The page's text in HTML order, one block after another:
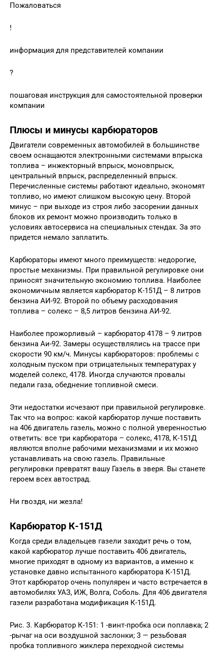
Пожаловаться
!
информация для представителей компании
?
пошаговая инструкция для самостоятельной проверки
компании
Плюсы и минусы карбюраторов
Двигатели современных автомобилей в большинстве
своем оснащаются электронными системами впрыска
топлива – инжекторный впрыск, моновпрыск,
центральный впрыск, распределенный впрыск.
Перечисленные системы работают идеально, экономят
топливо, но имеют слишком высокую цену. Второй
минус – при выходе из строя либо засорении данных
блоков их ремонт можно производить только в
условиях автосервиса на специальных стендах. За это
придется немало заплатить.
Карбюраторы имеют много преимуществ: недорогие,
простые механизмы. При правильной регулировке они
приносят значительную экономию топлива. Наиболее
экономичным является карбюратор К-151Д – 8 литров
бензина АИ-92. Второй по объему расходования
топлива – солекс – 8,5 литров бензина АИ-92.
Наиболее прожорливый – карбюратор 4178 – 9 литров
бензина Аи-92. Замеры осуществлялись на трассе при
скорости 90 км/ч. Минусы карбюраторов: проблемы с
холодным пуском при отрицательных температурах у
моделей солекс, 4178. Иногда случаются провалы
педали газа, обеднение топливной смеси.
Эти недостатки исчезают при правильной регулировке.
Так что на вопрос: какой карбюратор лучше поставить
на 406 двигатель газель, можно с полной уверенностью
ответить: все три карбюратора – солекс, 4178, К-151Д
являются вполне рабочими механизмами и их можно
устанавливать на свою газель. Правильные
регулировки превратят вашу Газель в зверя. Вы станете
героем всех автострад.
Ни гвоздя, ни жезла!
Карбюратор К-151Д
Когда среди владельцев газели заходит речь о том,
какой карбюратор лучше поставить 406 двигатель,
многие приходят в одному из вариантов, а именно к
установке давно испытанного карбюратора К-151Д.
Этот карбюратор очень популярен и часто встречается в
автомобилях УАЗ, ИЖ, Волга, Соболь. Для 406 двигателя
газели разработана модификация К-151Д.
Рис. 3. Карбюратор К-151: 1 -винт-пробка оси поплавка; 2
-рычаг на оси воздушной заслонки; 3 — резьбовая
пробка топливного жиклера переходной системы